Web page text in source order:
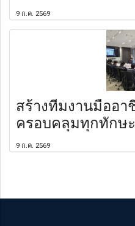
9 ก.ค. 2569
สร้างทีมงานมืออ
ครอบคลุมทุกทักษ
9 ก.ค. 2569